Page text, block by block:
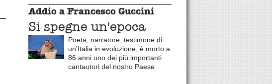
Addio a Francesco Guccini
Si spegne un'epoca
Poeta, narratore, testimone di
un'Italia in evoluzione, è morto a
86 anni uno dei più importanti
cantautori del nostro Paese